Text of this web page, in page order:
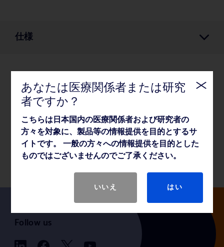
仕様
仕様
薬事・その他情報
製品基本仕様
Follow us
あなたは医療関係者または研究
者ですか？
こちらは日本国内の医療関係者および研究者の
方々を対象に、製品等の情報提供を目的とするサ
イトです。 一般の方々への情報提供を目的とした
ものではございませんのでご了承ください。
いいえ はい